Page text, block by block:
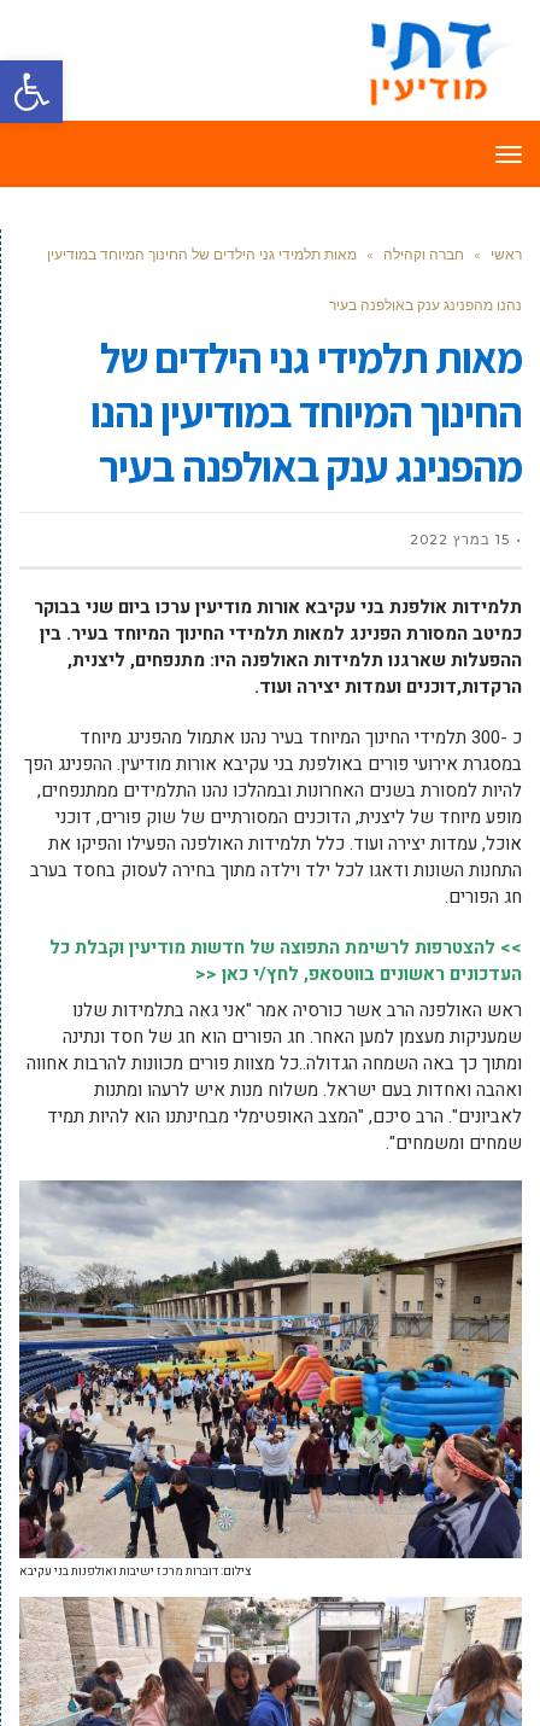
פתח
תפריט
ראשי » חברה וקהילה » מאות תלמידי גני הילדים של החינוך המיוחד במודיעין
נהנו מהפנינג ענק באולפנה בעיר
מאות תלמידי גני הילדים של
החינוך המיוחד במודיעין נהנו
מהפנינג ענק באולפנה בעיר
15 במרץ 2022
תלמידות אולפנת בני עקיבא אורות מודיעין ערכו ביום שני בבוקר
כמיטב המסורת הפנינג למאות תלמידי החינוך המיוחד בעיר. בין
ההפעלות שארגנו תלמידות האולפנה היו: מתנפחים, ליצנית,
הרקדות,דוכנים ועמדות יצירה ועוד.
כ -300 תלמידי החינוך המיוחד בעיר נהנו אתמול מהפנינג מיוחד
במסגרת אירועי פורים באולפנת בני עקיבא אורות מודיעין. ההפנינג הפך
להיות למסורת בשנים האחרונות ובמהלכו נהנו התלמידים ממתנפחים,
מופע מיוחד של ליצנית, הדוכנים המסורתיים של שוק פורים, דוכני
אוכל, עמדות יצירה ועוד. כלל תלמידות האולפנה הפעילו והפיקו את
התחנות השונות ודאגו לכל ילד וילדה מתוך בחירה לעסוק בחסד בערב
חג הפורים.
>> להצטרפות לרשימת התפוצה של חדשות מודיעין וקבלת כל
העדכונים ראשונים בווטסאפ, לחץ/י כאן <<
ראש האולפנה הרב אשר כורסיה אמר "אני גאה בתלמידות שלנו
שמעניקות מעצמן למען האחר. חג הפורים הוא חג של חסד ונתינה
ומתוך כך באה השמחה הגדולה..כל מצוות פורים מכוונות להרבות אחווה
ואהבה ואחדות בעם ישראל. משלוח מנות איש לרעהו ומתנות
לאביונים". הרב סיכם, "המצב האופטימלי מבחינתנו הוא להיות תמיד
שמחים ומשמחים".
צילום: דוברות מרכז ישיבות ואולפנות בני עקיבא